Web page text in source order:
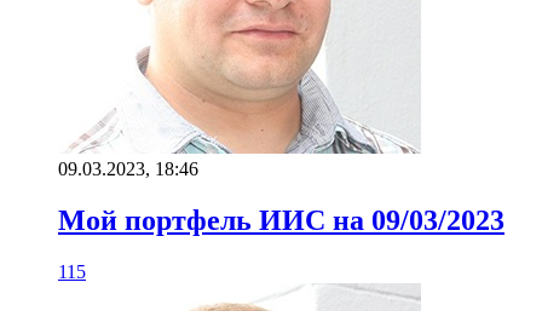
09.03.2023, 18:46
Мой портфель ИИС на 09/03/2023
115